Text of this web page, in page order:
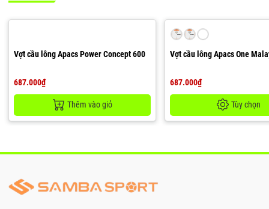
Vợt cầu lông Apacs Power Concept 600
687.000₫
Thêm vào giỏ
Vợt cầu lông Apacs One
687.000₫
Tùy chọn